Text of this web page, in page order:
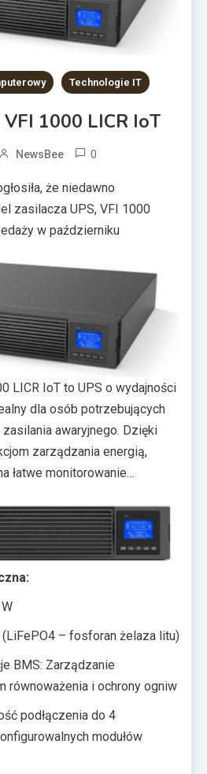
Technologie IT
1000 LICR IoT
NewsBee 0
że niedawno
zasilacza UPS, VFI 1000
w październiku
LICR IoT to UPS o wydajności
dla osób potrzebujących
awaryjnego. Dzięki
zarządzania energią,
łatwe monitorowanie
System zdalnego
szybkie diagnozowanie
zarządzanie zasobami,
i lepsze
(LiFePO4 – fosforan żelaza litu)
BMS: Zarządzanie
równoważenia i ochrony ogniw
podłączenia do 4
modułów